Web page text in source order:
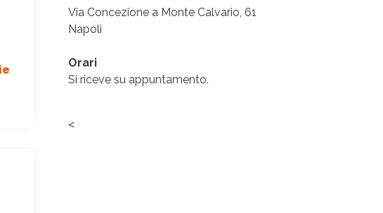
Via Concezione a Monte Calvario, 61
Napoli
Orari
Si riceve su appuntamento.
<